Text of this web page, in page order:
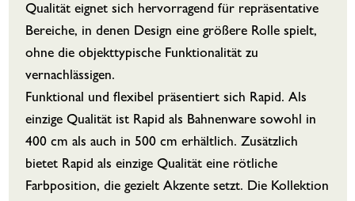
Qualität eignet sich hervorragend für repräsentative
Bereiche, in denen Design eine größere Rolle spielt,
ohne die objekttypische Funktionalität zu
vernachlässigen.
Funktional und flexibel präsentiert sich Rapid. Als
einzige Qualität ist Rapid als Bahnenware sowohl in
400 cm als auch in 500 cm erhältlich. Zusätzlich
bietet Rapid als einzige Qualität eine rötliche
Farbposition, die gezielt Akzente setzt. Die Kollektion